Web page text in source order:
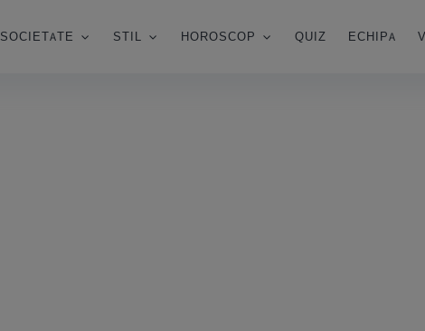
SOCIETATE STIL HOROSCOP QUIZ ECHIPA